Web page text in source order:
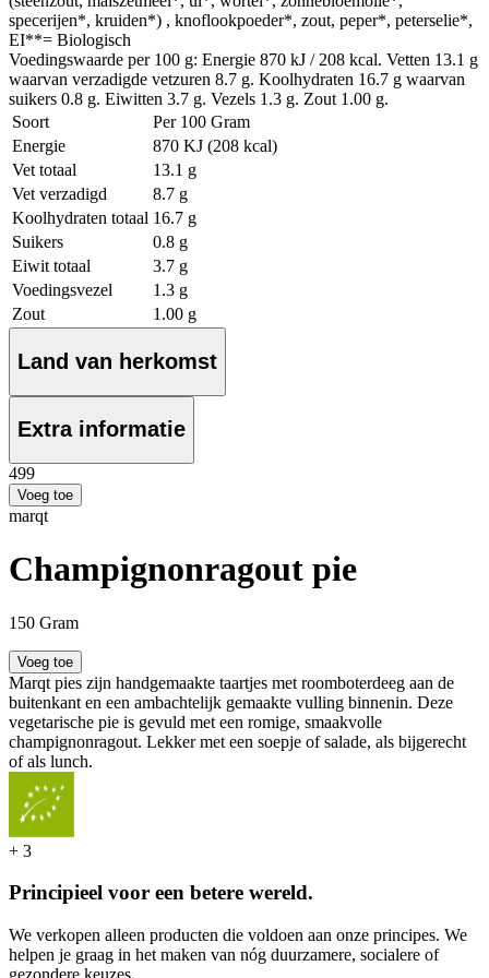
specerijen*, kruiden*) , knoflookpoeder*, zout, peper*, peterselie*,
EI**= Biologisch
Voedingswaarde per 100 g: Energie 870 kJ / 208 kcal. Vetten 13.1 g
waarvan verzadigde vetzuren 8.7 g. Koolhydraten 16.7 g waarvan
suikers 0.8 g. Eiwitten 3.7 g. Vezels 1.3 g. Zout 1.00 g.
Soort
Per 100 Gram
Energie
870 KJ (208 kcal)
Vet totaal
13.1 g
Vet verzadigd
8.7 g
Koolhydraten totaal 16.7 g
Suikers
0.8 g
Eiwit totaal
3.7 g
Voedingsvezel
1.3 g
Zout
1.00 g
Land van herkomst
Extra informatie
499
Voeg toe
marqt
Champignonragout pie
150 Gram
Voeg toe
Marqt pies zijn handgemaakte taartjes met roomboterdeeg aan de
buitenkant en een ambachtelijk gemaakte vulling binnenin. Deze
vegetarische pie is gevuld met een romige, smaakvolle
champignonragout. Lekker met een soepje of salade, als bijgerecht
of als lunch.
+ 3
Principieel voor een betere wereld.
We verkopen alleen producten die voldoen aan onze principes. We
helpen je graag in het maken van nóg duurzamere, socialere of
gezondere keuzes.